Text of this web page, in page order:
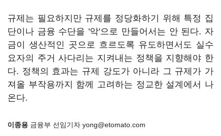
규제는 필요하지만 규제를 정당화하기 위해 특정 집
단이나 금융 수단을 '악'으로 만들어서는 안 된다. 자
금이 생산적인 곳으로 흐르도록 유도하면서도 실수
요자의 주거 사다리는 지켜내는 정책을 지향해야 한
다. 정책의 효과는 규제 강도가 아니라 그 규제가 가
져올 부작용까지 함께 고려하는 정교한 설계에서 나
온다.
이종용 금융부 선임기자 yong@etomato.com